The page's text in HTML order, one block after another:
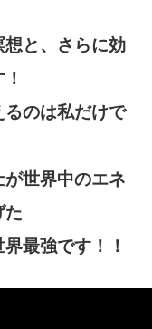
想と、さらに効
るのは私だけで
が世界中のエネ
た
最強です！！